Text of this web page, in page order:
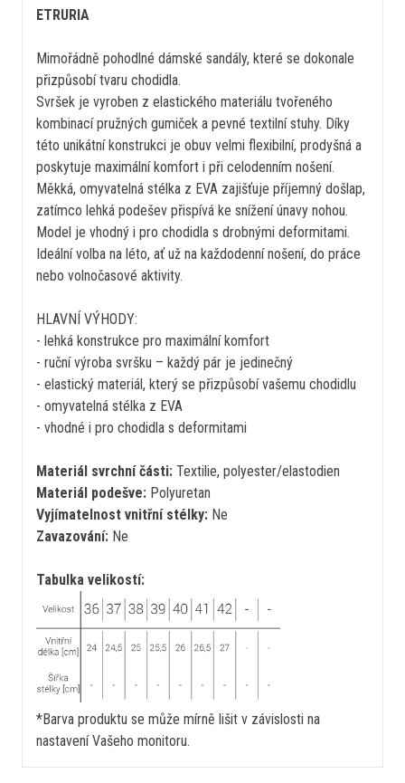
ETRURIA
Mimořádně pohodlné dámské sandály, které se dokonale
přizpůsobí tvaru chodidla.
Svršek je vyroben z elastického materiálu tvořeného
kombinací pružných gumiček a pevné textilní stuhy. Díky
této unikátní konstrukci je obuv velmi flexibilní, prodyšná a
poskytuje maximální komfort i při celodenním nošení.
Měkká, omyvatelná stélka z EVA zajišťuje příjemný došlap,
zatímco lehká podešev přispívá ke snížení únavy nohou.
Model je vhodný i pro chodidla s drobnými deformitami.
Ideální volba na léto, ať už na každodenní nošení, do práce
nebo volnočasové aktivity.
HLAVNÍ VÝHODY:
- lehká konstrukce pro maximální komfort
- ruční výroba svršku – každý pár je jedinečný
- elastický materiál, který se přizpůsobí vašemu chodidlu
- omyvatelná stélka z EVA
- vhodné i pro chodidla s deformitami
Materiál svrchní části: Textilie, polyester/elastodien
Materiál podešve: Polyuretan
Vyjímatelnost vnitřní stélky: Ne
Zavazování: Ne
Tabulka velikostí:
*Barva produktu se může mírně lišit v závislosti na
nastavení Vašeho monitoru.